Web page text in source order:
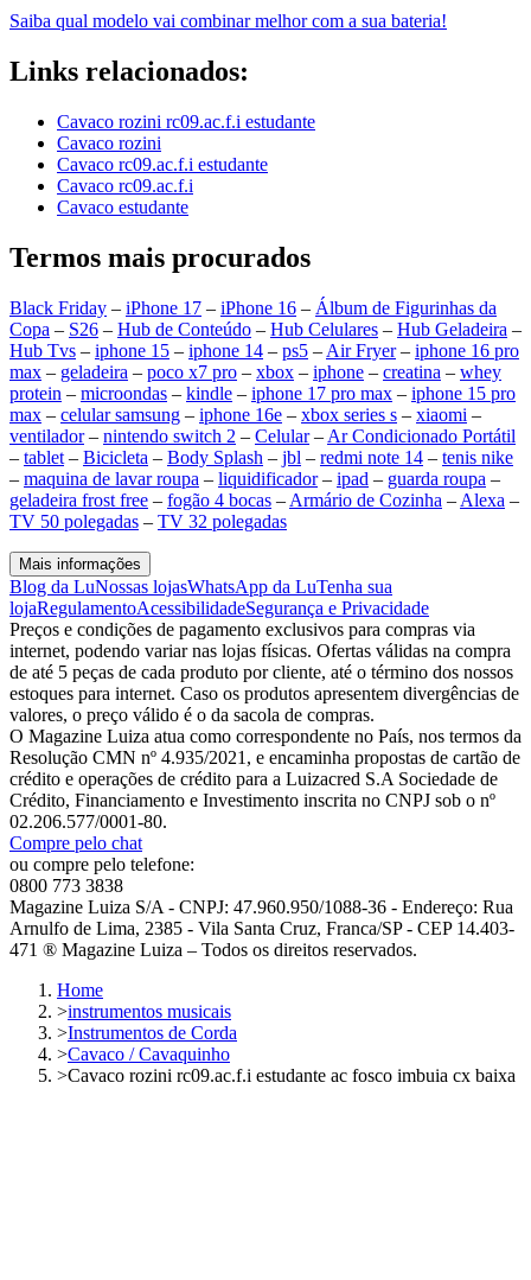
Saiba qual modelo vai combinar melhor com a sua bateria!
Links relacionados:
Cavaco rozini rc09.ac.f.i estudante
Cavaco rozini
Cavaco rc09.ac.f.i estudante
Cavaco rc09.ac.f.i
Cavaco estudante
Termos mais procurados
Black Friday – iPhone 17 – iPhone 16 – Álbum de Figurinhas da
Copa – S26 – Hub de Conteúdo – Hub Celulares – Hub Geladeira –
Hub Tvs – iphone 15 – iphone 14 – ps5 – Air Fryer– iphone 16 pro
max – geladeira – poco x7 pro – xbox – iphone – creatina – whey
protein – microondas – kindle – iphone 17 pro max – iphone 15 pro
max – celular samsung – iphone 16e – xbox series s – xiaomi –
ventilador– nintendo switch 2 – Celular– Ar Condicionado Portátil
– tablet – Bicicleta – Body Splash – jbl – redmi note 14 – tenis nike
– maquina de lavar roupa – liquidificador– ipad – guarda roupa –
geladeira frost free – fogão 4 bocas – Armário de Cozinha – Alexa –
TV 50 polegadas – TV 32 polegadas
Mais informações
Blog da LuNossas lojasWhatsApp da LuTenha sua
lojaRegulamentoAcessibilidadeSegurança e Privacidade
Preços e condições de pagamento exclusivos para compras via
internet, podendo variar nas lojas físicas. Ofertas válidas na compra
de até 5 peças de cada produto por cliente, até o término dos nossos
estoques para internet. Caso os produtos apresentem divergências de
valores, o preço válido é o da sacola de compras.
O Magazine Luiza atua como correspondente no País, nos termos da
Resolução CMN nº 4.935/2021, e encaminha propostas de cartão de
crédito e operações de crédito para a Luizacred S.A Sociedade de
Crédito, Financiamento e Investimento inscrita no CNPJ sob o nº
02.206.577/0001-80.
Compre pelo chat
ou compre pelo telefone:
0800 773 3838
Magazine Luiza S/A - CNPJ: 47.960.950/1088-36 - Endereço: Rua
Arnulfo de Lima, 2385 - Vila Santa Cruz, Franca/SP - CEP 14.403-
471 ® Magazine Luiza – Todos os direitos reservados.
Home
>instrumentos musicais
>Instrumentos de Corda
>Cavaco / Cavaquinho
>Cavaco rozini rc09.ac.f.i estudante ac fosco imbuia cx baixa